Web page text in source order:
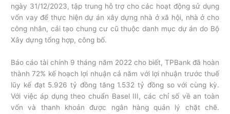
ngày 31/12/2023, tập trung hỗ trợ cho các hoạt động sử dụng
vốn vay để thực hiện dự án xây dựng nhà ở xã hội, nhà ở cho
công nhân, cải tạo chung cư cũ thuộc danh mục dự án do Bộ
Xây dựng tổng hợp, công bố.
Báo cáo tài chính 9 tháng năm 2022 cho biết, TPBank đã hoàn
thành 72% kế hoạch lợi nhuận cả năm với lợi nhuận trước thuế
lũy kế đạt 5.926 tỷ đồng tăng 1.532 tỷ đồng so với cùng kỳ.
Với việc áp dụng theo chuẩn Basel III, các chỉ số về an toàn
vốn và thanh khoản được ngân hàng quản lý chặt chẽ.